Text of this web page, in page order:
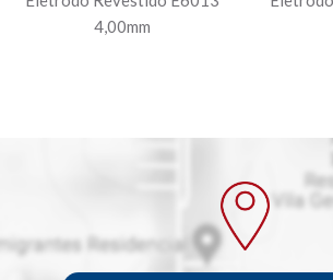
4,00mm